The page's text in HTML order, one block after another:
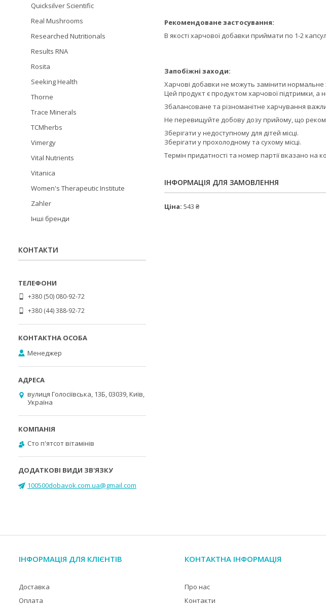
Рекомендоване застосування:
В якості харчової добавки приймати по 1-2
Запобіжні заходи:
Харчові добавки не можуть замінити нормальне
Цей продукт є продуктом харчової підтримки, а
Збалансоване та різноманітне харчування
Не перевищуйте добову дозу прийому, що
Зберігати у недоступному для дітей місці.
Зберігати у прохолодному та сухому місці.
Термін придатності та номер партії вказано на
ІНФОРМАЦІЯ ДЛЯ ЗАМОВЛЕННЯ
Ціна: 543 ₴
Quicksilver Scientific
Real Mushrooms
Researched Nutritionals
Results RNA
Rosita
Seeking Health
Thorne
Trace Minerals
TCMherbs
Vimergy
Vital Nutrients
Vitanica
Women's Therapeutic Institute
Zahler
Інші бренди
КОНТАКТИ
+380 (50) 080-92-72
+380 (44) 388-92-72
Менеджер
вулиця Голосіївська, 13Б, 03039, Київ,
Україна
Cто п'ятсот вітамінів
100500dobavok.com.ua@gmail.com
ІНФОРМАЦІЯ ДЛЯ КЛІЄНТІВ
Доставка
Оплата
КОНТАКТНА ІНФОРМАЦІЯ
Про нас
Контакти